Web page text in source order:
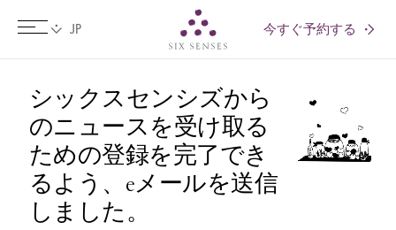
Six senses今すぐ予約する
シックスセンシズから
のニュースを受け取る
ための登録を完了でき
るよう、eメールを送信
しました。